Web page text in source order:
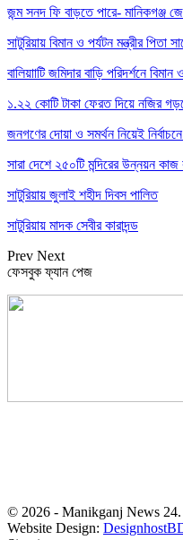
জন্ম সনদ ফি বাড়তে পারে- মানিকগঞ্জ
সাটুরিয়ায় বিমান ও পর্যটন মন্ত্রীর পিতা
বালিয়াাটি জমিদার বাড়ি পরিদর্শনে
১.২২ কোটি টাকা ফেরত দিয়ে নজির
জনগণের দোয়া ও সমর্থন নিয়েই
সারা দেশে ২৫০টি মন্দিরের উন্নয়ন
সাটুরিয়ায় জুলাই শহীদ দিবস পালিত
সাটুরিয়ায় মাদক সেবীর কারাদন্ড
Prev Next
ফেসবুক ফ্যান পেজ
© 2026 - Manikganj News
Website Design: